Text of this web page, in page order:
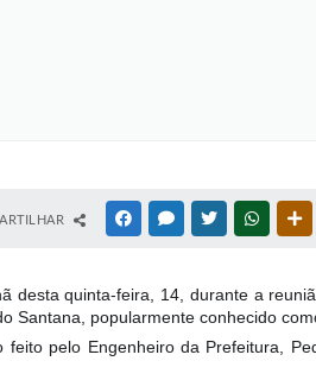
FACEBOOKMESSENGER
TWITTER
desta quinta-feira, 14, durante a
Santana, popularmente conhecido
feito pelo Engenheiro da Prefeitura,